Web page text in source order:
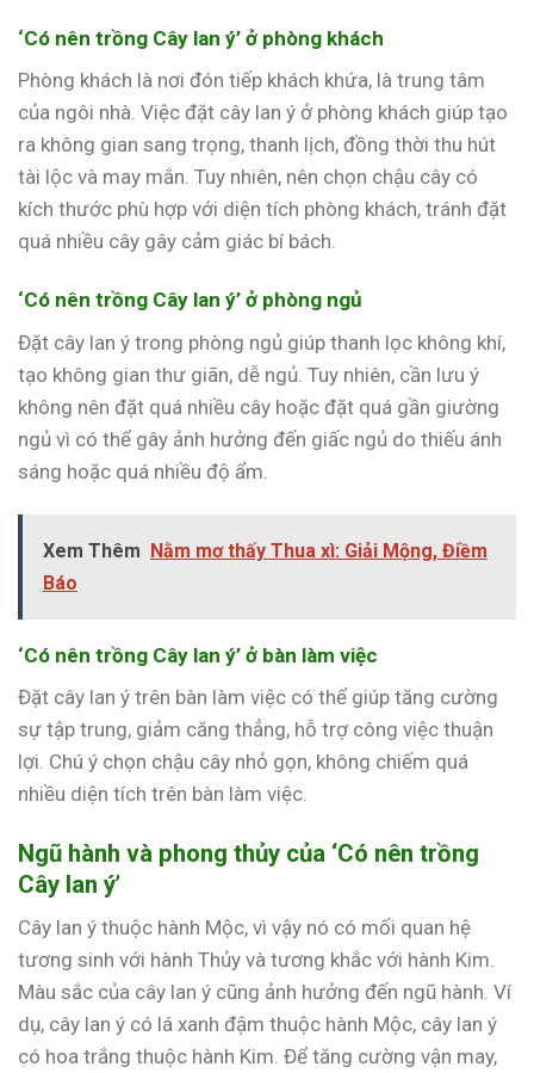
‘Có nên trồng Cây lan ý’ ở phòng khách
Phòng khách là nơi đón tiếp khách khứa, là trung tâm
của ngôi nhà. Việc đặt cây lan ý ở phòng khách giúp tạo
ra không gian sang trọng, thanh lịch, đồng thời thu hút
tài lộc và may mắn. Tuy nhiên, nên chọn chậu cây có
kích thước phù hợp với diện tích phòng khách, tránh đặt
quá nhiều cây gây cảm giác bí bách.
‘Có nên trồng Cây lan ý’ ở phòng ngủ
Đặt cây lan ý trong phòng ngủ giúp thanh lọc không khí,
tạo không gian thư giãn, dễ ngủ. Tuy nhiên, cần lưu ý
không nên đặt quá nhiều cây hoặc đặt quá gần giường
ngủ vì có thể gây ảnh hưởng đến giấc ngủ do thiếu ánh
sáng hoặc quá nhiều độ ẩm.
Xem Thêm Nằm mơ thấy Thua xì: Giải Mộng, Điềm
Báo
‘Có nên trồng Cây lan ý’ ở bàn làm việc
Đặt cây lan ý trên bàn làm việc có thể giúp tăng cường
sự tập trung, giảm căng thẳng, hỗ trợ công việc thuận
lợi. Chú ý chọn chậu cây nhỏ gọn, không chiếm quá
nhiều diện tích trên bàn làm việc.
Ngũ hành và phong thủy của ‘Có nên trồng
Cây lan ý’
Cây lan ý thuộc hành Mộc, vì vậy nó có mối quan hệ
tương sinh với hành Thủy và tương khắc với hành Kim.
Màu sắc của cây lan ý cũng ảnh hưởng đến ngũ hành. Ví
dụ, cây lan ý có lá xanh đậm thuộc hành Mộc, cây lan ý
có hoa trắng thuộc hành Kim. Để tăng cường vận may,